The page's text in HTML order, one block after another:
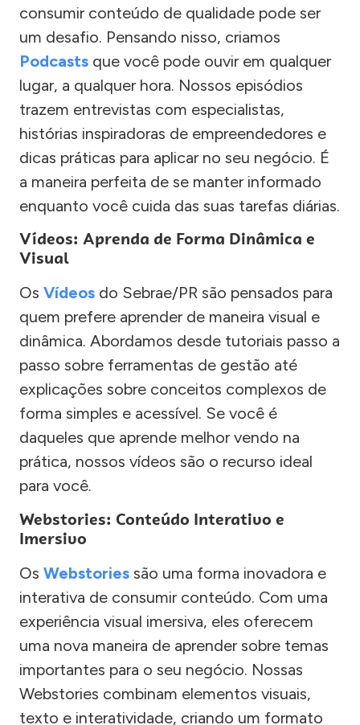
consumir conteúdo de qualidade pode ser
um desafio. Pensando nisso, criamos
Podcasts que você pode ouvir em qualquer
lugar, a qualquer hora. Nossos episódios
trazem entrevistas com especialistas,
histórias inspiradoras de empreendedores e
dicas práticas para aplicar no seu negócio. É
a maneira perfeita de se manter informado
enquanto você cuida das suas tarefas diárias.
Vídeos: Aprenda de Forma Dinâmica e
Visual
Os Vídeos do Sebrae/PR são pensados para
quem prefere aprender de maneira visual e
dinâmica. Abordamos desde tutoriais passo a
passo sobre ferramentas de gestão até
explicações sobre conceitos complexos de
forma simples e acessível. Se você é
daqueles que aprende melhor vendo na
prática, nossos vídeos são o recurso ideal
para você.
Webstories: Conteúdo Interativo e
Imersivo
Os Webstories são uma forma inovadora e
interativa de consumir conteúdo. Com uma
experiência visual imersiva, eles oferecem
uma nova maneira de aprender sobre temas
importantes para o seu negócio. Nossas
Webstories combinam elementos visuais,
texto e interatividade, criando um formato